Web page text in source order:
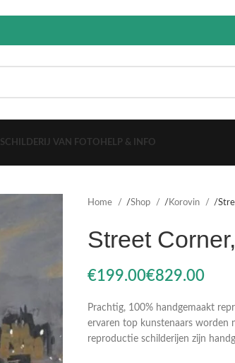
SCHILDERIJ VAN FOTO HELP & INFO
Home Shop Korovin
Street
€ €
Prachtig, 100% handgemaakt
ervaren top kunstenaars worden
reproductie schilderijen zijn